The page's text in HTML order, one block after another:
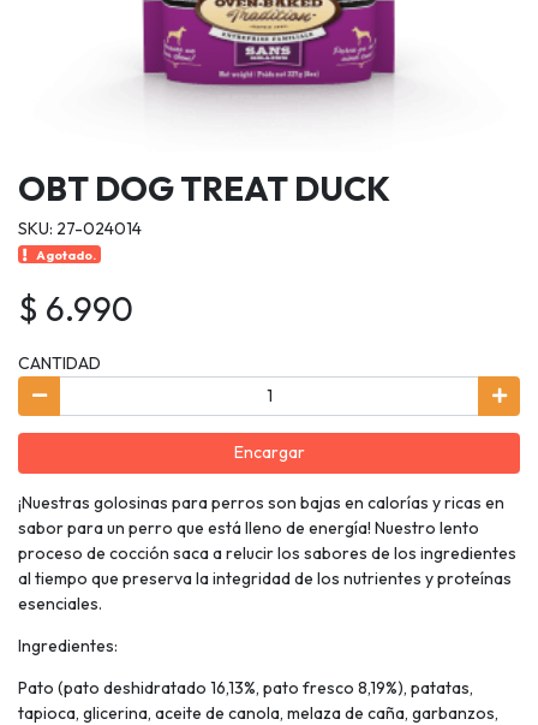
OBT DOG TREAT DUCK
SKU: 27-024014
Agotado.
$ 6.990
CANTIDAD
Encargar
¡Nuestras golosinas para perros son bajas en calorías y ricas en
sabor para un perro que está lleno de energía! Nuestro lento
proceso de cocción saca a relucir los sabores de los ingredientes
al tiempo que preserva la integridad de los nutrientes y proteínas
esenciales.
Ingredientes:
Pato (pato deshidratado 16,13%, pato fresco 8,19%), patatas,
tapioca, glicerina, aceite de canola, melaza de caña, garbanzos,